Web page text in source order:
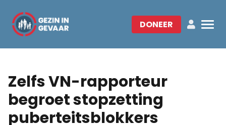
DONEER
Zelfs VN-rapporteur
begroet stopzetting
puberteitsblokkers